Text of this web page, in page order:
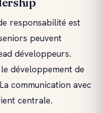
responsabilité est
peuvent
développeurs.
développement de
communication avec
centrale.